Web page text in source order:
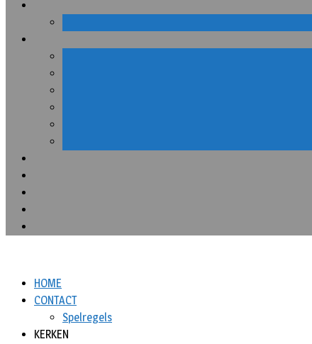
HOME
CONTACT
Spelregels
KERKEN